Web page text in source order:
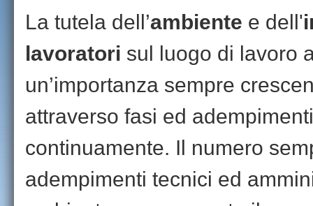
La tutela dell’ambiente e dell'
lavoratori sul luogo di lavoro
un’importanza sempre
attraverso fasi ed
continuamente. Il numero
adempimenti tecnici ed